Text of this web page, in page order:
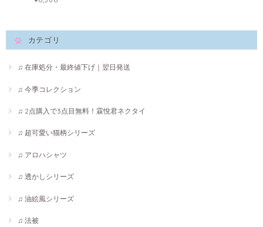
カテゴリ
♫ 在庫処分・最終値下げ｜翌日発送
♫ 今季コレクション
♫ 2点購入で3点目無料！霖悅君ネクタイ
♫ 超可愛い猫柄シリーズ
♫ アロハシャツ
♫ 透かしシリーズ
♫ 油絵風シリーズ
♫ 法被